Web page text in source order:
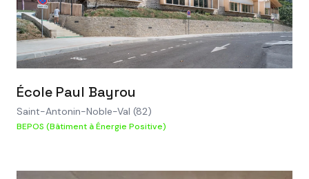
VOIR LE PROJET
École Paul Bayrou
Saint-Antonin-Noble-Val (82)
BEPOS (Bâtiment à Énergie Positive)